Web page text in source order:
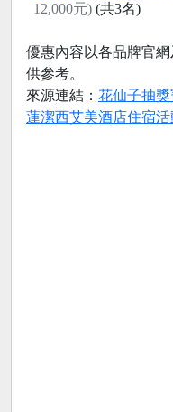
12,000元) (共3名)
優惠內容以各品牌官
供參考。
來源連結： 花仙子抽
蓮潔西艾美酒店住宿